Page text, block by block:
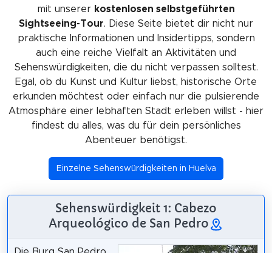
mit unserer kostenlosen selbstgeführten
Sightseeing-Tour. Diese Seite bietet dir nicht nur
praktische Informationen und Insidertipps, sondern
auch eine reiche Vielfalt an Aktivitäten und
Sehenswürdigkeiten, die du nicht verpassen solltest.
Egal, ob du Kunst und Kultur liebst, historische Orte
erkunden möchtest oder einfach nur die pulsierende
Atmosphäre einer lebhaften Stadt erleben willst - hier
findest du alles, was du für dein persönliches
Abenteuer benötigst.
Einzelne Sehenswürdigkeiten in Huelva
Sehenswürdigkeit 1: Cabezo
Arqueológico de San Pedro